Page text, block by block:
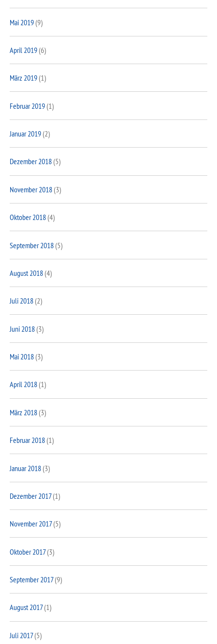
Mai 2019(9)
April 2019(6)
März 2019(1)
Februar 2019(1)
Januar 2019(2)
Dezember 2018(5)
November 2018(3)
Oktober 2018(4)
September 2018(5)
August 2018(4)
Juli 2018(2)
Juni 2018(3)
Mai 2018(3)
April 2018(1)
März 2018(3)
Februar 2018(1)
Januar 2018(3)
Dezember 2017(1)
November 2017(5)
Oktober 2017(3)
September 2017(9)
August 2017(1)
Juli 2017(5)